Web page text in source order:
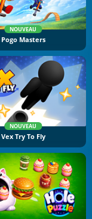
NOUVEAU
Pogo Masters
NOUVEAU
Vex Try To Fly